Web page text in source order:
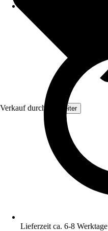
Verkauf durch: Topleiter
Lieferzeit ca. 6-8 Werktage